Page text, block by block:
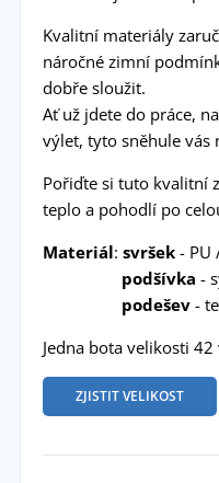
Kvalitní materiály
náročné zimní
dobře sloužit.
Ať už jdete do práce,
výlet, tyto sněhule vás
Pořiďte si tuto kvalitní
teplo a pohodlí po
Materiál: svršek- PU
podšívka -
podešev-
Jedna bota velikosti
ZJISTIT VELIKOST